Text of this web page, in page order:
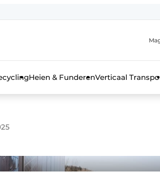
FR
Heien & FunderenVerticaal